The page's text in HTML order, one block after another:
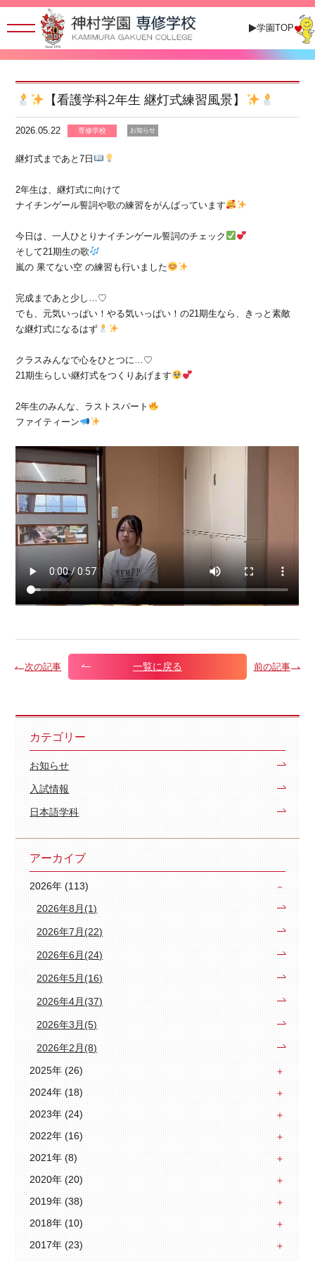
学園TOP
【看護学科2年生 継灯式練習風景】
2026.05.22 専修学校 お知らせ
継灯式まであと7日
2年生は、継灯式に向けて
ナイチンゲール誓詞や歌の練習をがんばっています
今日は、一人ひとりナイチンゲール誓詞のチェック
そして21期生の歌
嵐の 果てない空 の練習も行いました
完成まであと少し…♡
でも、元気いっぱい！やる気いっぱい！の21期生なら、きっと素敵
な継灯式になるはず
クラスみんなで心をひとつに…♡
21期生らしい継灯式をつくりあげます
2年生のみんな、ラストスパート
ファイティーン
次の記事 一覧に戻る 前の記事
カテゴリー
お知らせ
入試情報
日本語学科
アーカイブ
2026年 (113)
2026年8月(1)
2026年7月(22)
2026年6月(24)
2026年5月(16)
2026年4月(37)
2026年3月(5)
2026年2月(8)
2025年 (26)
2024年 (18)
2023年 (24)
2022年 (16)
2021年 (8)
2020年 (20)
2019年 (38)
2018年 (10)
2017年 (23)